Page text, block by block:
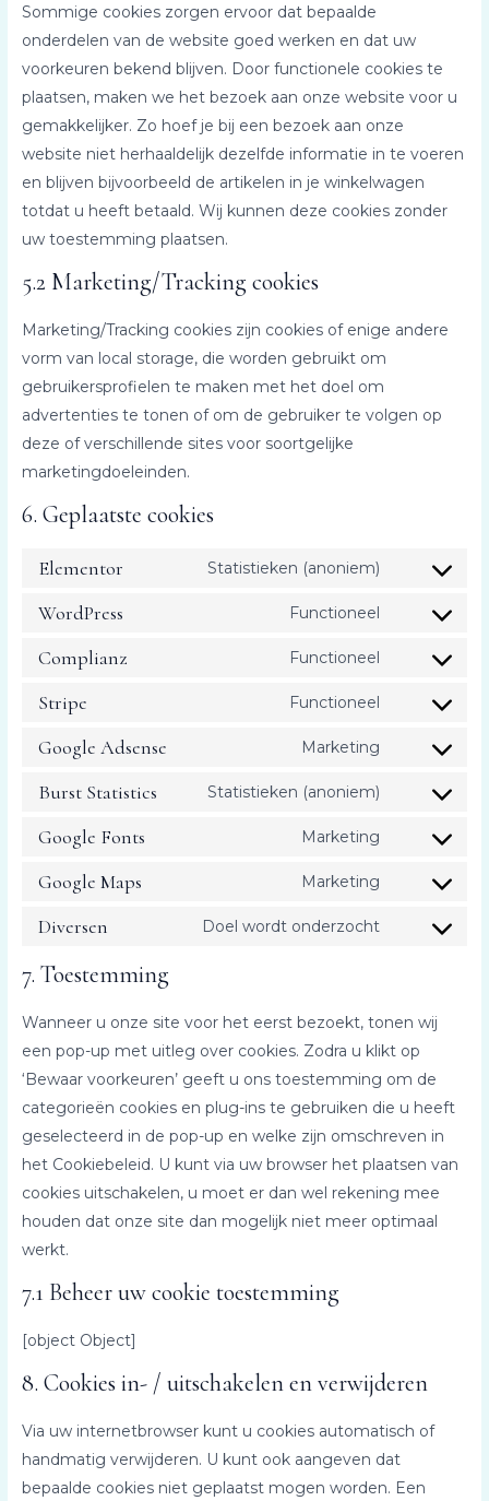
Sommige cookies zorgen ervoor dat bepaalde
onderdelen van de website goed werken en dat uw
voorkeuren bekend blijven. Door functionele cookies te
plaatsen, maken we het bezoek aan onze website voor u
gemakkelijker. Zo hoef je bij een bezoek aan onze
website niet herhaaldelijk dezelfde informatie in te voeren
en blijven bijvoorbeeld de artikelen in je winkelwagen
totdat u heeft betaald. Wij kunnen deze cookies zonder
uw toestemming plaatsen.
5.2 Marketing/Tracking cookies
Marketing/Tracking cookies zijn cookies of enige andere
vorm van local storage, die worden gebruikt om
gebruikersprofielen te maken met het doel om
advertenties te tonen of om de gebruiker te volgen op
deze of verschillende sites voor soortgelijke
marketingdoeleinden.
6. Geplaatste cookies
Elementor Statistieken (anoniem)
WordPress Functioneel
Complianz Functioneel
Stripe Functioneel
Google Adsense Marketing
Burst Statistics Statistieken (anoniem)
Google Fonts Marketing
Google Maps Marketing
Diversen Doel wordt onderzocht
7. Toestemming
Wanneer u onze site voor het eerst bezoekt, tonen wij
een pop-up met uitleg over cookies. Zodra u klikt op
‘Bewaar voorkeuren’ geeft u ons toestemming om de
categorieën cookies en plug-ins te gebruiken die u heeft
geselecteerd in de pop-up en welke zijn omschreven in
het Cookiebeleid. U kunt via uw browser het plaatsen van
cookies uitschakelen, u moet er dan wel rekening mee
houden dat onze site dan mogelijk niet meer optimaal
werkt.
7.1 Beheer uw cookie toestemming
[object Object]
8. Cookies in- / uitschakelen en verwijderen
Via uw internetbrowser kunt u cookies automatisch of
handmatig verwijderen. U kunt ook aangeven dat
bepaalde cookies niet geplaatst mogen worden. Een